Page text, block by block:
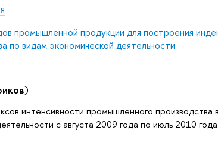
промышленной продукции для построения
по видам экономической деятельности
)
интенсивности промышленного производства
с августа 2009 года по июль 2010